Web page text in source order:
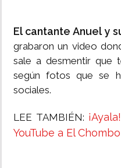
El cantante Anuel y
grabaron un video
sale a desmentir que
según fotos que se
sociales.
LEE TAMBIÉN:
YouTube a El Chombo